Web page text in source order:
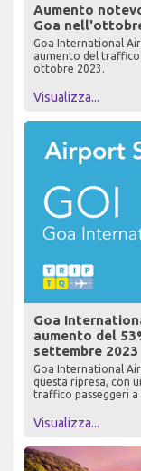
Aumento
Goa
Goa International
aumento del traffico
ottobre 2023.
Visualizza...
Goa
aumento del
settembre 2023
Goa International
questa ripresa, con
traffico passeggeri
Visualizza...